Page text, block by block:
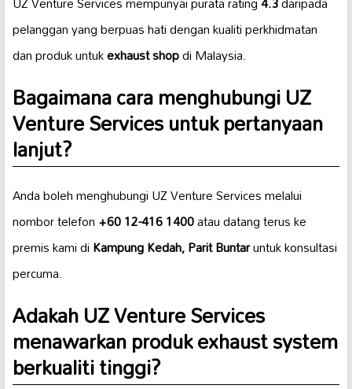
pelanggan yang berpuas hati dengan kualiti perkhidmatan
dan produk untukexhaust shopdi Malaysia.
Bagaimana cara menghubungi UZ
Venture Services untuk pertanyaan
lanjut?
Anda boleh menghubungi UZ Venture Services melalui
nombor telefon+60 12-416 1400atau datang terus ke
premis kami diKampung Kedah, Parit Buntaruntuk konsultasi
percuma.
Adakah UZ Venture Services
menawarkan produkexhaust system
berkualiti tinggi?